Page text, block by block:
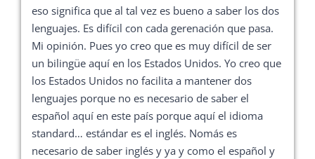
eso significa que al tal vez es bueno a saber los dos
lenguajes. Es difícil con cada gerenación que pasa.
Mi opinión. Pues yo creo que es muy difícil de ser
un bilingüe aquí en los Estados Unidos. Yo creo que
los Estados Unidos no facilita a mantener dos
lenguajes porque no es necesario de saber el
español aquí en este país porque aquí el idioma
standard… estándar es el inglés. Nomás es
necesario de saber inglés y ya y como el español y